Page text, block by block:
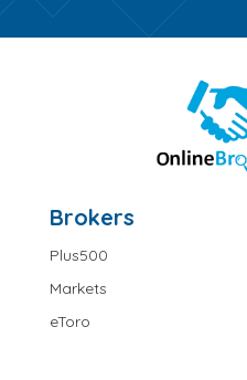
Brokers
Plus500
Markets
eToro